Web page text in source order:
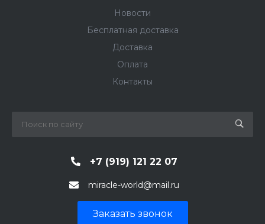
Новости
Бесплатная доставка
Доставка
Оплата
Контакты
+7 (919) 121 22 07
miracle-world@mail.ru
Заказать звонок